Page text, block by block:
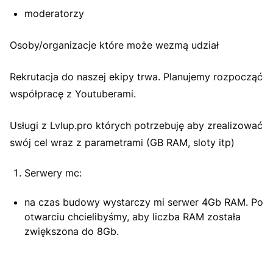
moderatorzy
Osoby/organizacje które może wezmą udział
Rekrutacja do naszej ekipy trwa. Planujemy rozpocząć
współpracę z Youtuberami.
Usługi z Lvlup.pro których potrzebuję aby zrealizować
swój cel wraz z parametrami (GB RAM, sloty itp)
Serwery mc:
na czas budowy wystarczy mi serwer 4Gb RAM. Po
otwarciu chcielibyśmy, aby liczba RAM została
zwiększona do 8Gb.